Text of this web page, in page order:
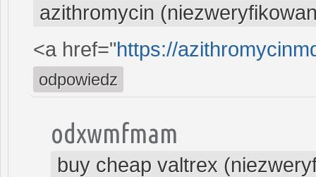
azithromycin
<a href="https://
odpowiedz
odxwmfmam
buy cheap valtrex